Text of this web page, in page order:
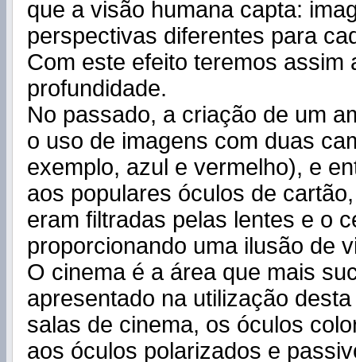
que a visão humana capta:
perspectivas diferentes para
Com este efeito teremos assim
profundidade.
No passado, a criação de um
o uso de imagens com duas
exemplo, azul e vermelho), e
aos populares óculos de
eram filtradas pelas lentes e o
proporcionando uma ilusão de
O cinema é a área que mais
apresentado na utilização
salas de cinema, os óculos
aos óculos polarizados e